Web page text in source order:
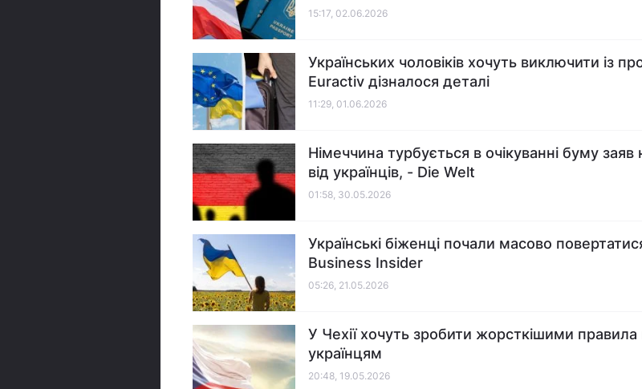
15:17, 02.06.2026
Українських чоловіків хочуть виключити із
Euractiv дізналося деталі
11:29, 01.06.2026
Німеччина турбується в очікуванні буму
від українців, - Die Welt
01:58, 30.05.2026
Українські біженці почали масово
Business Insider
05:26, 21.05.2026
У Чехії хочуть зробити жорсткішими
українцям
20:48, 19.05.2026